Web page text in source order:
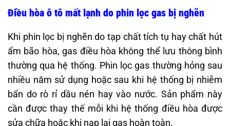
Điều hòa ô tô mất lạnh do phin lọc gas bị nghẽn
Khi phin lọc bị nghẽn do tạp chất tích tụ hay chất hút
ẩm bão hòa, gas điều hòa không thể lưu thông bình
thường qua hệ thống. Phin lọc gas thường hỏng sau
nhiều năm sử dụng hoặc sau khi hệ thống bị nhiễm
bẩn do rò rỉ dầu nén hay vào nước. Sản phẩm này
cần được thay thế mỗi khi hệ thống điều hòa được
sửa chữa hoặc khi nạp lại gas hoàn toàn.